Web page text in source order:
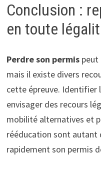
Conclusion :
en toute
Perdre son permispeut
mais il existe divers
cette épreuve. Identifier
envisager des recours
mobilité alternatives et
rééducation sont
rapidement son permis